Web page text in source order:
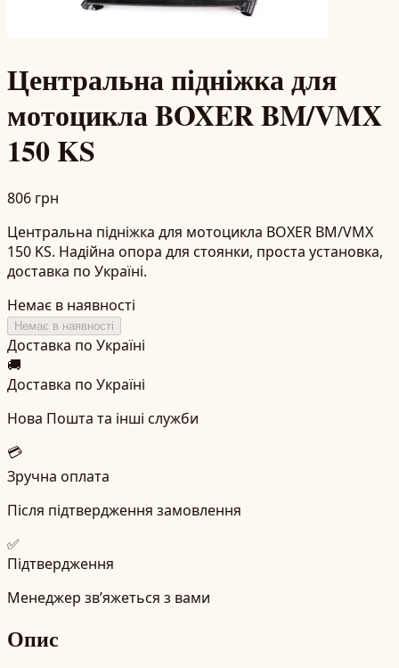
Центральна підніжка для
мотоцикла BOXER BM/VMX
150 KS
806 грн
Центральна підніжка для мотоцикла BOXER BM/VMX
150 KS. Надійна опора для стоянки, проста установка,
доставка по Україні.
Немає в наявності
Немає в наявності
Доставка по Україні
🚚
Доставка по Україні
Нова Пошта та інші служби
💳
Зручна оплата
Після підтвердження замовлення
✅
Підтвердження
Менеджер зв’яжеться з вами
Опис